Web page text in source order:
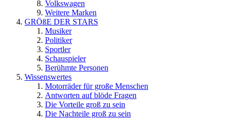
Volkswagen
Weitere Marken
GRÖßE DER STARS
Musiker
Politiker
Sportler
Schauspieler
Berühmte Personen
Wissenswertes
Motorräder für große Menschen
Antworten auf blöde Fragen
Die Vorteile groß zu sein
Die Nachteile groß zu sein